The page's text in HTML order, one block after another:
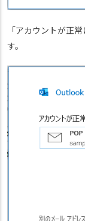
「アカウントが正
す。